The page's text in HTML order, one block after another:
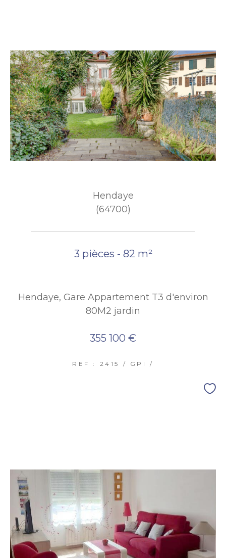
Hendaye
(64700)
3 pièces - 82 m²
Hendaye, Gare Appartement T3 d'environ
80M2 jardin
355 100 €
REF : 2415 / GPI /